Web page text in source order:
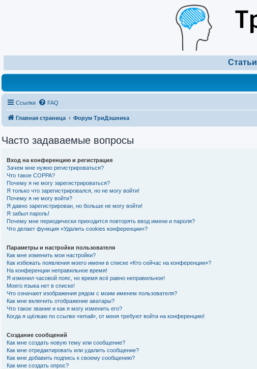
Статьи
Ссылки FAQ
Главная страница Форум ТриДэшника
Часто задаваемые вопросы
Вход на конференцию и регистрация
Зачем мне нужно регистрироваться?
Что такое COPPA?
Почему я не могу зарегистрироваться?
Я только что зарегистрировался, но не могу войти!
Почему я не могу войти?
Я давно зарегистрирован, но больше не могу войти!
Я забыл пароль!
Почему мне периодически приходится повторять ввод имени и пароля?
Что делает функция «Удалить cookies конференции»?
Параметры и настройки пользователя
Как мне изменить мои настройки?
Как избежать появления моего имени в списке «Кто сейчас на конференции»?
На конференции неправильное время!
Я изменил часовой пояс, но время всё равно неправильное!
Моего языка нет в списке!
Что означают изображения рядом с моим именем пользователя?
Как мне включить отображение аватары?
Что такое звание и как я могу изменить его?
Когда я щёлкаю по ссылке «email», от меня требуют войти на конференцию!
Создание сообщений
Как мне создать новую тему или сообщение?
Как мне отредактировать или удалить сообщение?
Как мне добавить подпись к своему сообщению?
Как мне создать опрос?